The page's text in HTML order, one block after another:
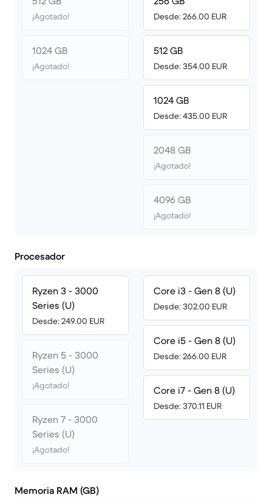
¡Agotado!
1024 GB
¡Agotado!
Desde: 266.00 EUR
512 GB
Desde: 354.00 EUR
1024 GB
Desde: 435.00 EUR
2048 GB
¡Agotado!
4096 GB
¡Agotado!
Procesador
Ryzen 3 - 3000
Series (U)
Desde: 249.00 EUR
Ryzen 5 - 3000
Series (U)
¡Agotado!
Ryzen 7 - 3000
Series (U)
¡Agotado!
Core i3 - Gen 8 (U)
Desde: 302.00 EUR
Core i5 - Gen 8 (U)
Desde: 266.00 EUR
Core i7 - Gen 8 (U)
Desde: 370.11 EUR
Memoria RAM (GB)